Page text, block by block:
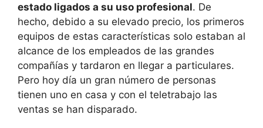
estado ligados a su uso profesional. De
hecho, debido a su elevado precio, los primeros
equipos de estas características solo estaban al
alcance de los empleados de las grandes
compañías y tardaron en llegar a particulares.
Pero hoy día un gran número de personas
tienen uno en casa y con el teletrabajo las
ventas se han disparado.